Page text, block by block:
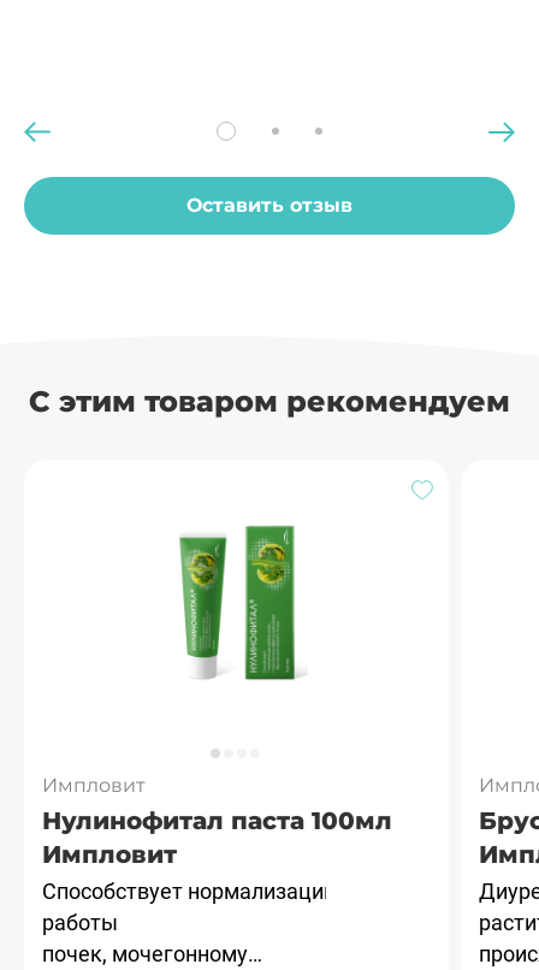
Оставить отзыв
С этим товаром рекомендуем
Импловит
Нулинофитал паста 100мл
Импловит
Способствует нормализации
работы
почек, мочегонному